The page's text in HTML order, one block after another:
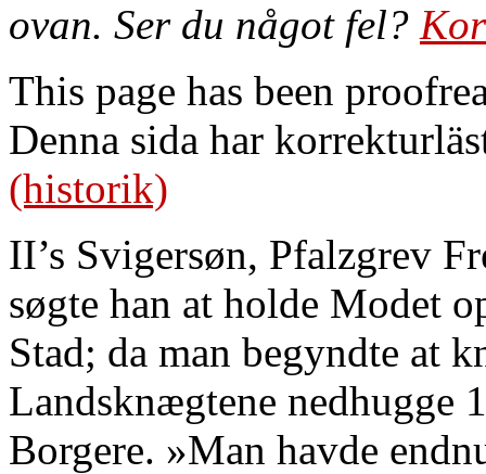
ovan. Ser du något fel?
This page has been
Denna sida har
(historik)
II’s Svigersøn, Pfalzgrev
søgte han at holde Modet
Stad; da man begyndte at
Landsknægtene nedhugge
Borgere. »Man havde